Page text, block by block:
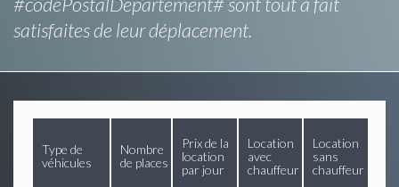
satisfaites de leur déplacement.
Type de
véhicules
Nombre
de places
Prix de la
location
par jour
Location
avec
chauffeur
Location
sans
chauffeur